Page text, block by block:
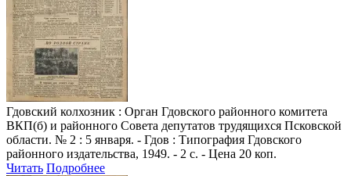
Гдовский колхозник : Орган Гдовского районного комитета
ВКП(б) и районного Совета депутатов трудящихся Псковской
области. № 2 : 5 января. - Гдов : Типография Гдовского
районного издательства, 1949. - 2 с. - Цена 20 коп.
Читать Подробнее